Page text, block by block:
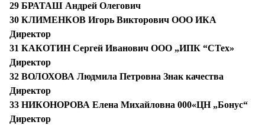
29 БРАТАШ Андрей Олегович
30 КЛИМЕНКОВ Игорь Викторович ООО ИКА
Директор
31 КАКОТИН Сергей Иванович ООО „ИПК “СТех»
Директор
32 ВОЛОХОВА Людмила Петровна Знак качества
Директор
33 НИКОНОРОВА Елена Михайловна 000«ЦН „Бонус“
Директор